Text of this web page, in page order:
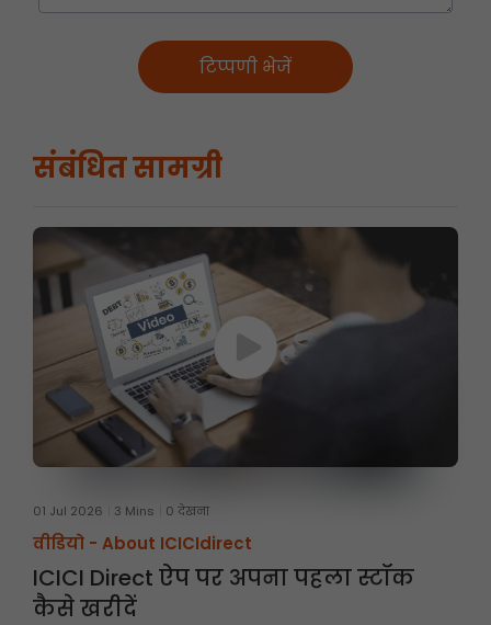
टिप्पणी भेजें
संबंधित सामग्री
01 Jul 2026 3 Mins 0 देखना
वीडियो - About ICICIdirect
ICICI Direct ऐप पर अपना पहला स्टॉक
कैसे खरीदें